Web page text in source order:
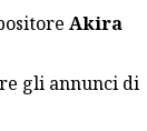
Akira
gli annunci di